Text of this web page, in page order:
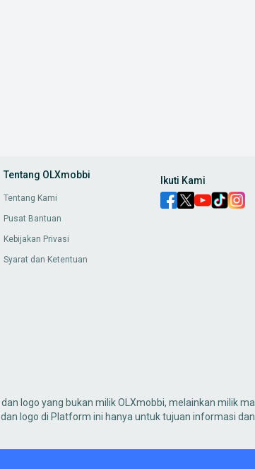
Tentang OLXmobbi
Tentang Kami
Pusat Bantuan
Kebijakan Privasi
Syarat dan Ketentuan
Ikuti Kami
logo yang bukan milik OLXmobbi, melainkan milik
logo di Platform ini hanya untuk tujuan informasi